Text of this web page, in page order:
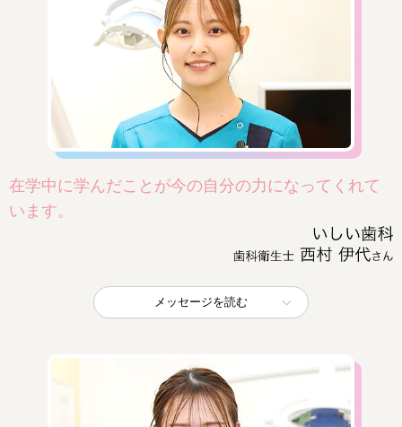
在学中に学んだことが今の自分の力になってくれて
います。
メッセージを読む